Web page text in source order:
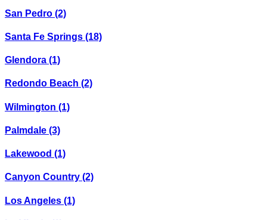
San Pedro (2)
Santa Fe Springs (18)
Glendora (1)
Redondo Beach (2)
Wilmington (1)
Palmdale (3)
Lakewood (1)
Canyon Country (2)
Los Angeles (1)